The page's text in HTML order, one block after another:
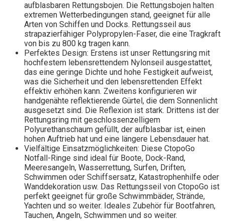
aufblasbaren Rettungsbojen. Die Rettungsbojen halten
extremen Wetterbedingungen stand, geeignet für alle
Arten von Schiffen und Docks. Rettungsseil aus
strapazierfähiger Polypropylen-Faser, die eine Tragkraft
von bis zu 800 kg tragen kann.
Perfektes Design: Erstens ist unser Rettungsring mit
hochfestem lebensrettendem Nylonseil ausgestattet,
das eine geringe Dichte und hohe Festigkeit aufweist,
was die Sicherheit und den lebensrettenden Effekt
effektiv erhöhen kann. Zweitens konfigurieren wir
handgenähte reflektierende Gürtel, die dem Sonnenlicht
ausgesetzt sind. Die Reflexion ist stark. Drittens ist der
Rettungsring mit geschlossenzelligem
Polyurethanschaum gefüllt, der aufblasbar ist, einen
hohen Auftrieb hat und eine längere Lebensdauer hat.
Vielfältige Einsatzmöglichkeiten: Diese CtopoGo
Notfall-Ringe sind ideal für Boote, Dock-Rand,
Meeresangeln, Wasserrettung, Surfen, Driften,
Schwimmen oder Schiffsersatz, Katastrophenhilfe oder
Wanddekoration usw. Das Rettungsseil von CtopoGo ist
perfekt geeignet für große Schwimmbäder, Strände,
Yachten und so weiter. Ideales Zubehör für Bootfahren,
Tauchen, Angeln, Schwimmen und so weiter.